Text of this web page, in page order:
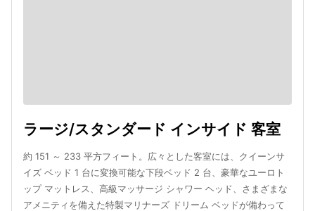
ラージ/スタンダード インサイド 客室
約 151 ～ 233 平方フィート。広々とした客室には、クイーンサ
イズ ベッド 1 台に変換可能な下段ベッド 2 台、豪華なユーロト
ップ マットレス、高級マッサージ シャワー ヘッド、さまざまな
アメニティを備えた特製マリナーズ ドリーム ベッドが備わって